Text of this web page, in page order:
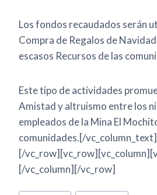
Los fondos recaudados serán
Compra de Regalos de
escasos Recursos de las
Este tipo de actividades
Amistad y altruismo entre los
empleados de la Mina El
comunidades.[/
[/
[/vc_column][/vc_row]